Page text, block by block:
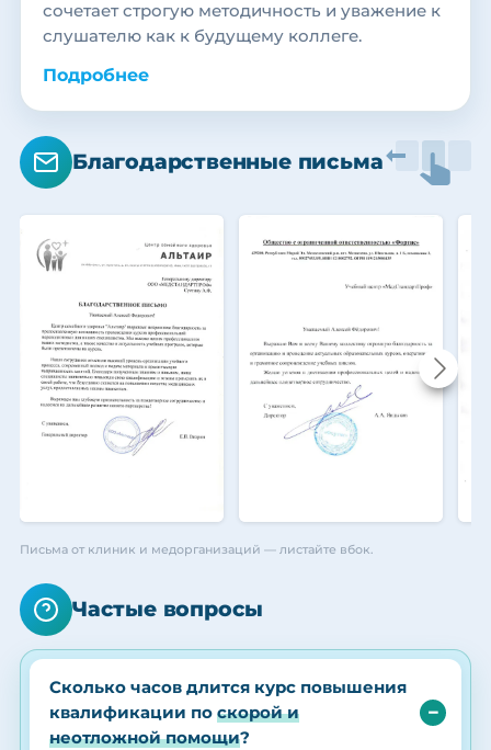
сочетает строгую методичность и уважение к
слушателю как к будущему коллеге.
Подробнее
Благодарственные письма
Письма от клиник и медорганизаций — листайте вбок.
Частые вопросы
Сколько часов длится курс повышения
квалификации по скорой и
неотложной помощи?